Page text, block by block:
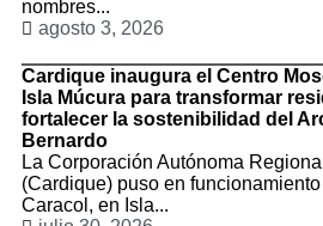
nombres...
agosto 3, 2026
Cardique inaugura el Centro
Isla Múcura para transformar
fortalecer la sostenibilidad del
Bernardo
La Corporación Autónoma
(Cardique) puso en
Caracol, en Isla...